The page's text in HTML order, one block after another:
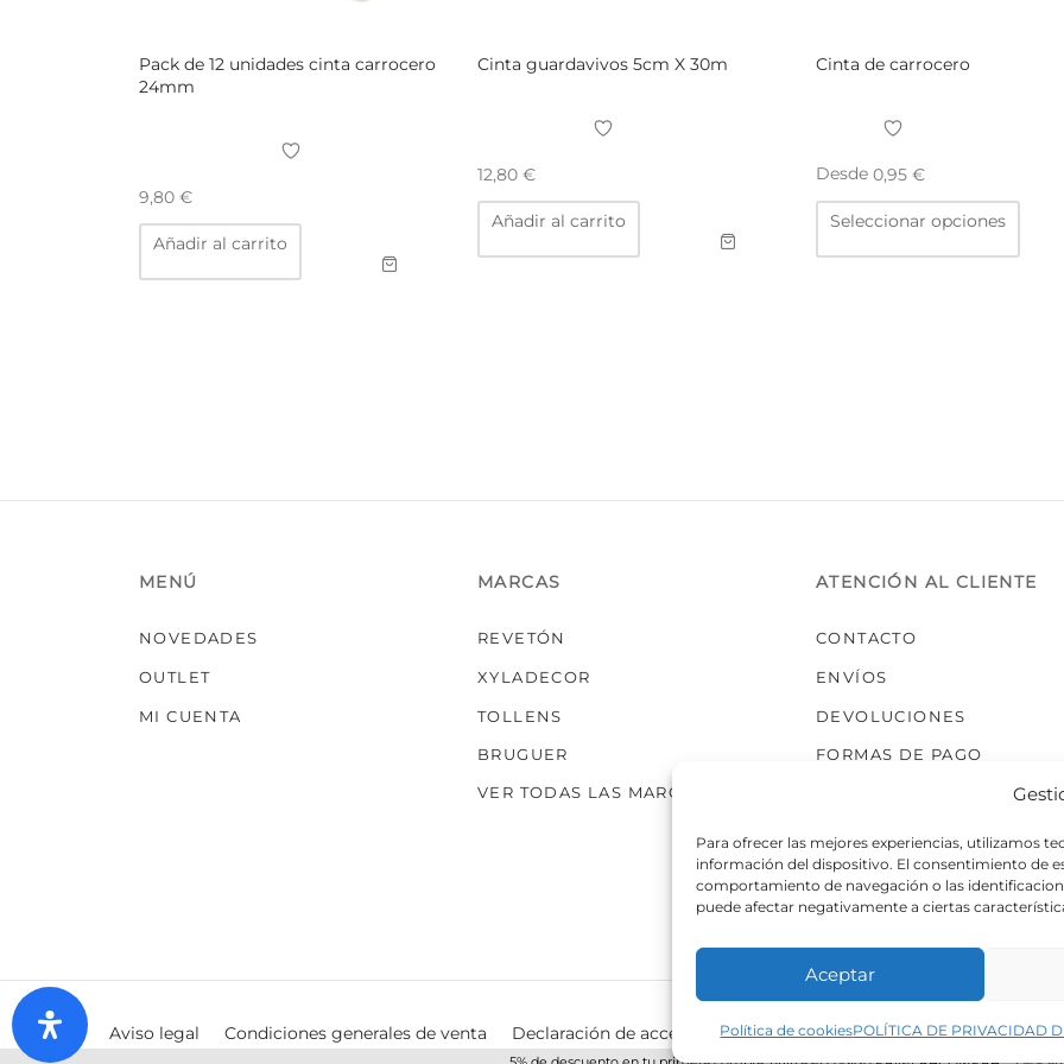
Para ofrecer las mejores experiencias, utilizamos
información del dispositivo. El consentimiento de
comportamiento de navegación o las
puede afectar negativamente a ciertas
Aceptar
Política de cookiesPOLÍTICA DE PRIVACIDAD
Pack de 12 unidades cinta carrocero
24mm
9,80 €
Añadir al carrito
Cinta guardavivos 5cm X 30m
12,80 €
Añadir al carrito
Cinta de carrocero
Desde 0,95 €
Seleccionar opciones
Este
MENÚ
NOVEDADES
OUTLET
MI CUENTA
MARCAS
REVETÓN
XYLADECOR
TOLLENS
BRUGUER
VER TODAS LAS MARCAS
ATENCIÓN AL CLIENTE
CONTACTO
ENVÍOS
DEVOLUCIONES
FORMAS DE PAGO
Aviso legal Condiciones generales de venta Declaración de accesibilidad Política de cookies Política de